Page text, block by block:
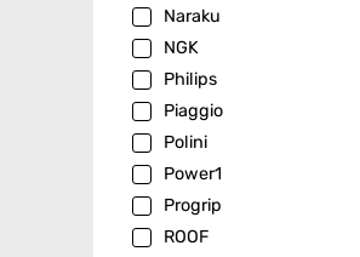
Naraku
NGK
Philips
Piaggio
Polini
Power1
Progrip
ROOF